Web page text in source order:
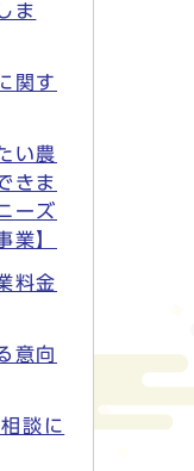
ま
関す
い農
きま
ーズ
業】
料金
意向
談に